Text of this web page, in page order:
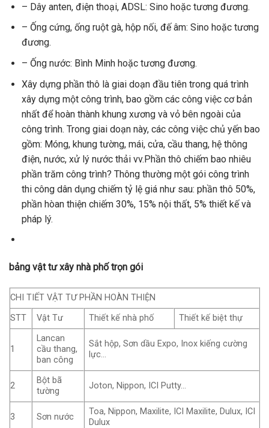
– Dây anten, điện thoại, ADSL: Sino hoặc tương đương.
– Ống cứng, ống ruột gà, hộp nối, đế âm: Sino hoặc tương
đương.
– Ống nước: Bình Minh hoặc tương đương.
Xây dựng phần thô là giai doạn đầu tiên trong quá trình
xây dựng một công trình, bao gồm các công việc cơ bản
nhất để hoàn thành khung xương và vỏ bên ngoài của
công trình. Trong giai doạn này, các công việc chủ yến bao
gồm: Móng, khung tường, mái, cửa, cầu thang, hệ thông
điện, nước, xử lý nước thải vv.Phần thô chiếm bao nhiêu
phần trăm công trình? Thông thường một gói công trình
thi công dân dụng chiếm tỷ lệ giá như sau: phần thô 50%,
phần hòan thiện chiếm 30%, 15% nội thất, 5% thiết kế và
pháp lý.
bảng vật tư xây nhà phố trọn gói
CHI TIẾT VẬT TƯ PHẦN HOÀN THIỆN
STT
Vật Tư Thiết kế nhà phố Thiết kế biệt thự
1
Lancan
cầu thang,
ban công
Sắt hộp, Sơn dầu Expo, Inox kiếng cường
lực…
2
Bột bã
tường
Joton, Nippon, ICI Putty…
3 Sơn nước
Toa, Nippon, Maxilite, ICI Maxilite, Dulux, ICI
Dulux